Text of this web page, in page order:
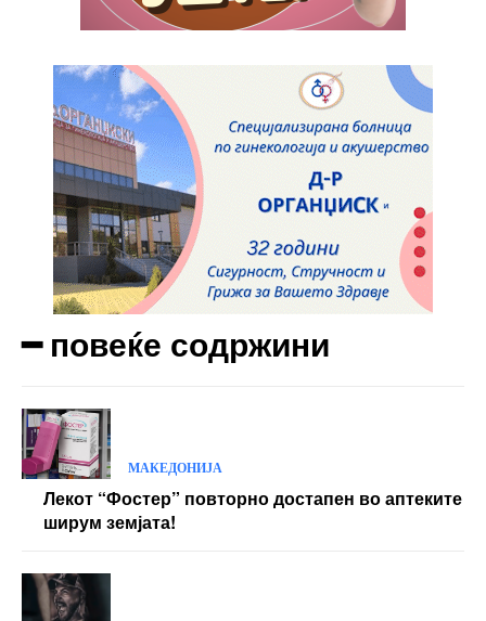
━ повеќе содржини
МАКЕДОНИЈА
Лекот “Фостер” повторно достапен во аптеките
ширум земјата!